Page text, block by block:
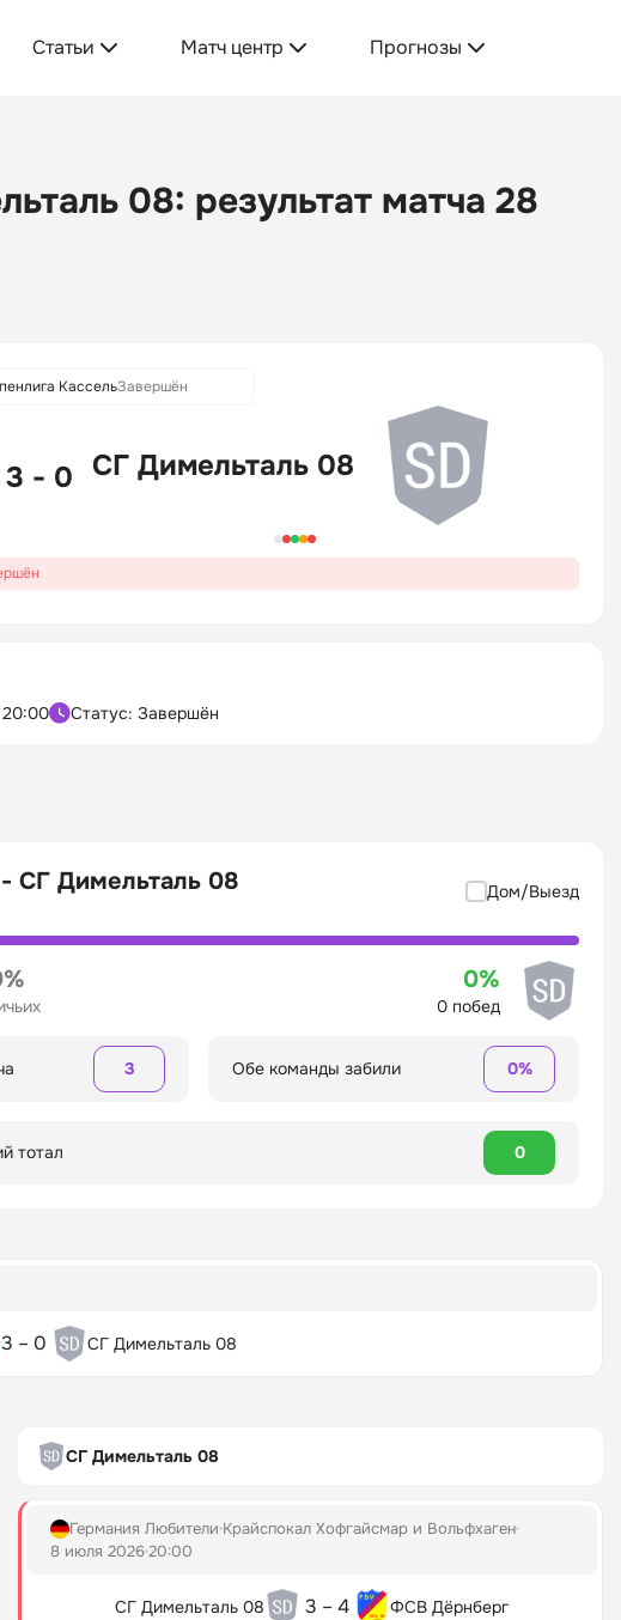
Статьи Матч центр Прогнозы
08: результат матча 28
КассельЗавершён
3 - 0 СГ Димельталь 08
Статус: Завершён
СГ Димельталь 08 Дом/Выезд
0%
0 побед
3 Обе команды забили 0%
тотал 0
3 – 0 СГ Димельталь 08
СГ Димельталь 08
Германия Любители Крайспокал Хофгайсмар и Вольфхаген
8 июля 202620:00
СГ Димельталь 08 3 – 4 ФСВ Дёрнберг